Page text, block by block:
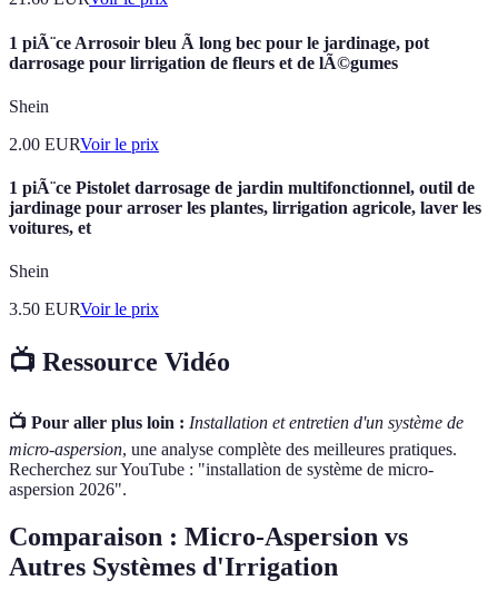
1 piÃ¨ce Arrosoir bleu Ã long bec pour le jardinage, pot
darrosage pour lirrigation de fleurs et de lÃ©gumes
Shein
2.00 EURVoir le prix
1 piÃ¨ce Pistolet darrosage de jardin multifonctionnel, outil de
jardinage pour arroser les plantes, lirrigation agricole, laver les
voitures, et
Shein
3.50 EURVoir le prix
📺 Ressource Vidéo
📺 Pour aller plus loin : Installation et entretien d'un système de
micro-aspersion, une analyse complète des meilleures pratiques.
Recherchez sur YouTube : "installation de système de micro-
aspersion 2026".
Comparaison : Micro-Aspersion vs
Autres Systèmes d'Irrigation